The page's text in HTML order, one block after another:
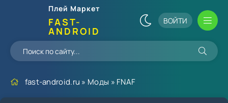
Плей Маркет
FAST-
ANDROID
ВОЙТИ
fast-android.ru » Моды » FNAF